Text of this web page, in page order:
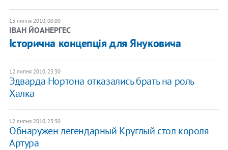
13 липня 2010, 00:00
ІВАН ЙОАНЕРГЕС
Історична концепція для Януковича
12 липня 2010, 23:30
Эдварда Нортона отказались брать на роль
Халка
12 липня 2010, 23:30
Обнаружен легендарный Круглый стол короля
Артура